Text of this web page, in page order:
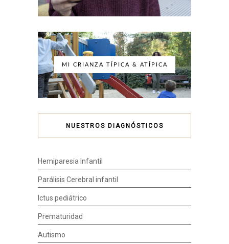
MI CRIANZA TÍPICA & ATÍPICA
NUESTROS DIAGNÓSTICOS
Hemiparesia Infantil
Parálisis Cerebral infantil
Ictus pediátrico
Prematuridad
Autismo